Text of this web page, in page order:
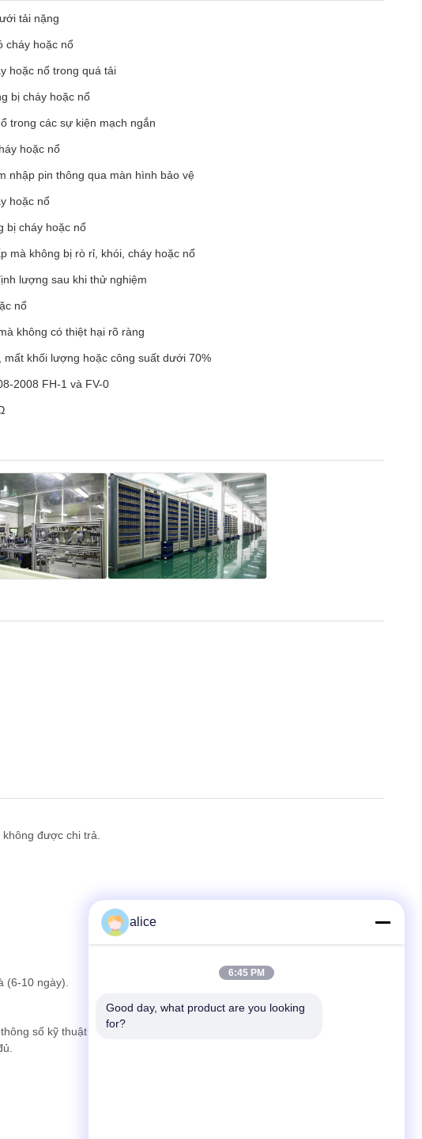
tải nặng
cháy hoặc nổ
hoặc nổ trong quá tải
bị cháy hoặc nổ
trong các sự kiện mạch ngắn
hoặc nổ
nhập pin thông qua màn hình bảo vệ
hoặc nổ
bị cháy hoặc nổ
mà không bị rò rỉ, khói, cháy hoặc nổ
lượng sau khi thử nghiệm
nổ
không có thiệt hại rõ ràng
khối lượng hoặc công suất dưới 70%
2008 FH-1 và FV-0
được chi trả.
(6-10 ngày).
số kỹ thuật và báo giá; 3) Xác nhận số lượng đặt hàng và phát hành
alice
6:45 PM
Good day, what product are you looking
for?